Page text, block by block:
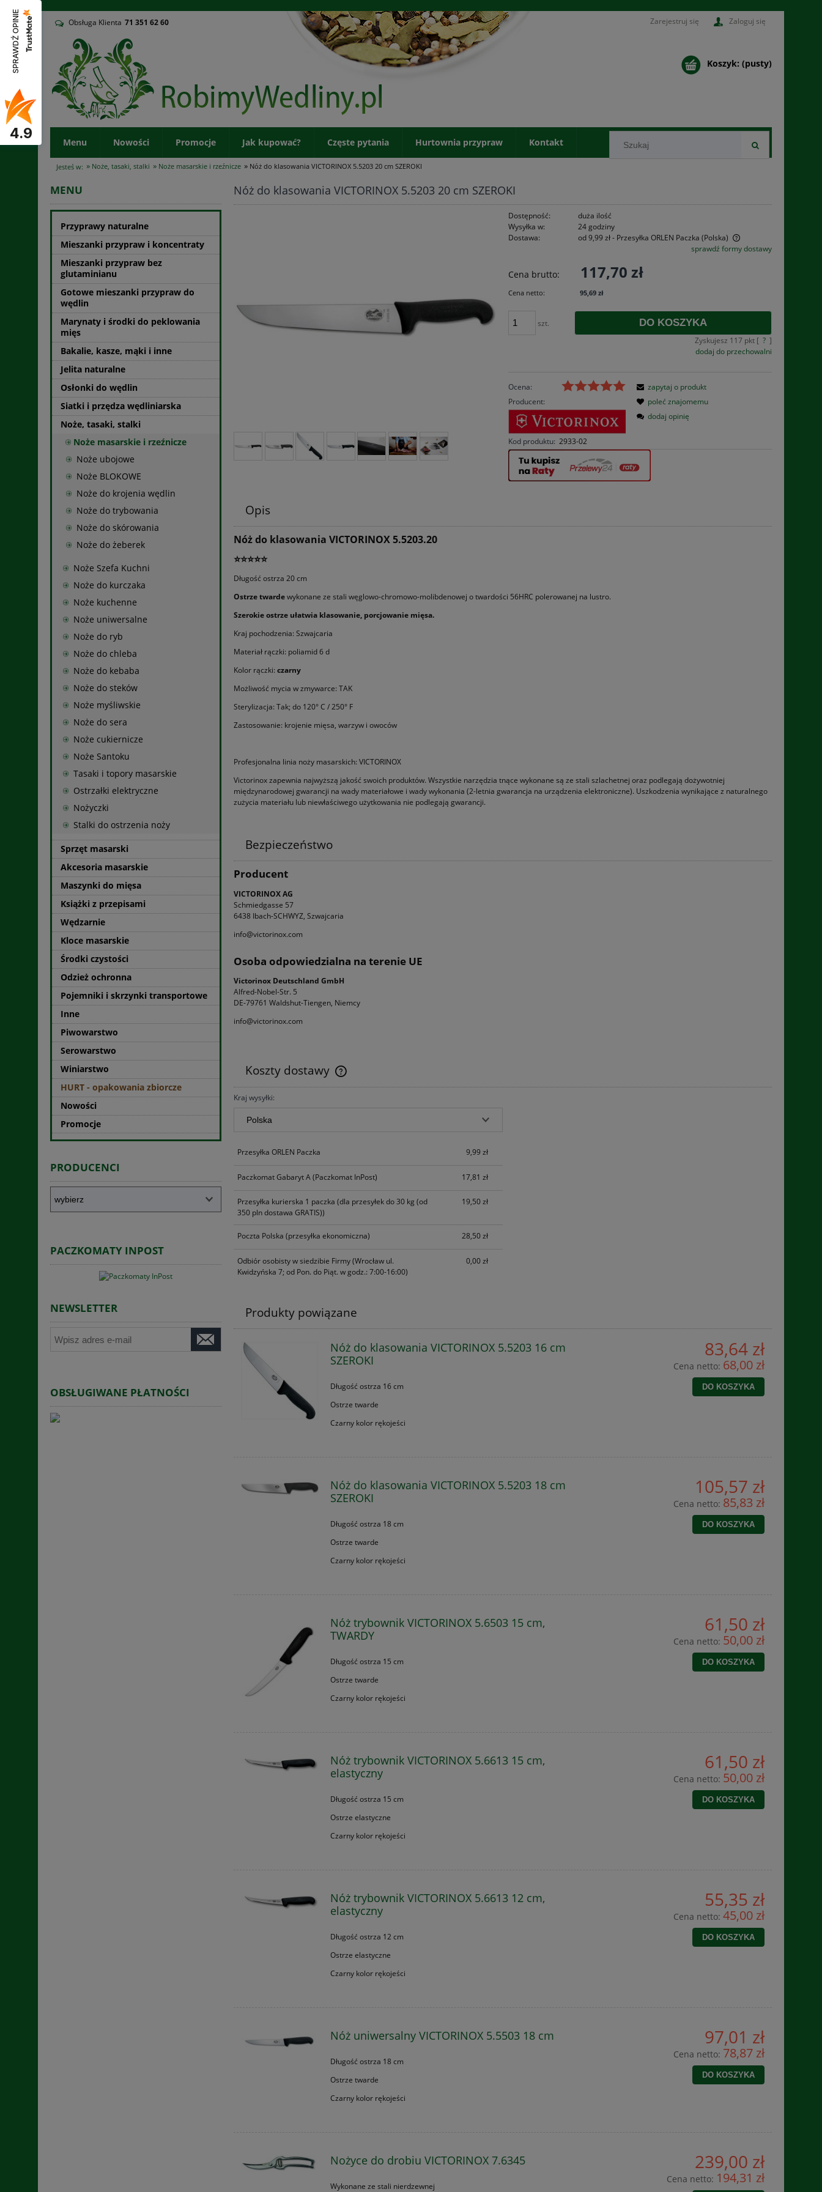
Obsługa Klienta 71 351 62 60 Zarejestruj się Zaloguj się
Koszyk: (pusty)
Menu Nowości Promocje Jak kupować? Częste pytania Hurtownia przypraw Kontakt
Jesteś w: » Noże, tasaki, stalki » Noże masarskie i rzeźnicze » Nóż do klasowania VICTORINOX 5.5203 20 cm SZEROKI
MENU
Przyprawy naturalne
Mieszanki przypraw i koncentraty
Mieszanki przypraw bez
glutaminianu
Gotowe mieszanki przypraw do
wędlin
Marynaty i środki do peklowania
mięs
Bakalie, kasze, mąki i inne
Jelita naturalne
Osłonki do wędlin
Siatki i przędza wędliniarska
Noże, tasaki, stalki
Noże masarskie i rzeźnicze
Noże ubojowe
Noże BLOKOWE
Noże do krojenia wędlin
Noże do trybowania
Noże do skórowania
Noże do żeberek
Noże Szefa Kuchni
Noże do kurczaka
Noże kuchenne
Noże uniwersalne
Noże do ryb
Noże do chleba
Noże do kebaba
Noże do steków
Noże myśliwskie
Noże do sera
Noże cukiernicze
Noże Santoku
Tasaki i topory masarskie
Ostrzałki elektryczne
Nożyczki
Stalki do ostrzenia noży
Sprzęt masarski
Akcesoria masarskie
Maszynki do mięsa
Książki z przepisami
Wędzarnie
Kloce masarskie
Środki czystości
Odzież ochronna
Pojemniki i skrzynki transportowe
Inne
Piwowarstwo
Serowarstwo
Winiarstwo
HURT - opakowania zbiorcze
Nowości
Promocje
PRODUCENCI
PACZKOMATY INPOST
NEWSLETTER
OBSŁUGIWANE PŁATNOŚCI
Nóż do klasowania VICTORINOX 5.5203 20 cm SZEROKI
Dostępność:
duża ilość
Wysyłka w:
24 godziny
Dostawa:
od 9,99 zł- Przesyłka ORLEN Paczka (Polska)
Cena nie zawiera ewentualnych kosztów
płatności
sprawdź formy dostawy
Cena brutto: 117,70 zł
Cena netto: 95,69 zł
szt. DO KOSZYKA
Zyskujesz 117 pkt [ ? ]
dodaj do przechowalni
Ocena:
Producent:
Kod produktu: 2933-02
zapytaj o produkt
poleć znajomemu
dodaj opinię
Opis
Nóż do klasowania VICTORINOX 5.5203.20
⭐⭐⭐⭐⭐
Długość ostrza 20 cm
Ostrze twardewykonane ze stali węglowo-chromowo-molibdenowej o twardości 56HRC polerowanej na lustro.
Szerokie ostrze ułatwia klasowanie, porcjowanie mięsa.
Kraj pochodzenia: Szwajcaria
Materiał rączki: poliamid 6 d
Kolor rączki: czarny
Możliwość mycia w zmywarce: TAK
Sterylizacja: Tak; do 120° C / 250° F
Zastosowanie: krojenie mięsa, warzyw i owoców
Profesjonalna linia noży masarskich: VICTORINOX
Victorinox zapewnia najwyższą jakość swoich produktów. Wszystkie narzędzia tnące wykonane są ze stali szlachetnej oraz podle­gają dożywotniej
międzynarodowej gwarancji na wady materiałowe i wady wykonania (2-letnia gwarancja na urządzenia elektro­niczne). Uszkodzenia wynikające z naturalnego
zużycia materiału lub niewłaściwego użytkowania nie podlegają gwarancji.
Bezpieczeństwo
Producent
VICTORINOX AG
Schmiedgasse 57
6438 Ibach-SCHWYZ, Szwajcaria
info@victorinox.com
Osoba odpowiedzialna na terenie UE
Victorinox Deutschland GmbH
Alfred-Nobel-Str. 5
DE-79761 Waldshut-Tiengen, Niemcy
info@victorinox.com
Koszty dostawy
Kraj wysyłki:
Przesyłka ORLEN Paczka 9,99 zł
Paczkomat Gabaryt A(Paczkomat InPost) 17,81 zł
Przesyłka kurierska 1 paczka (dla przesyłek do 30 kg (od
350 pln dostawa GRATIS))
19,50 zł
Poczta Polska (przesyłka ekonomiczna) 28,50 zł
Odbiór osobisty w siedzibie Firmy(Wrocław ul.
Kwidzyńska 7; od Pon. do Piąt. w godz.: 7:00-16:00)
0,00 zł
Produkty powiązane
Nóż do klasowania VICTORINOX 5.5203 16 cm
SZEROKI
Długość ostrza 16 cm
Ostrze twarde
Czarny kolor rękojeści
83,64 zł
Cena netto: 68,00 zł
DO KOSZYKA
Nóż do klasowania VICTORINOX 5.5203 18 cm
SZEROKI
Długość ostrza 18 cm
Ostrze twarde
Czarny kolor rękojeści
105,57 zł
Cena netto: 85,83 zł
DO KOSZYKA
Nóż trybownik VICTORINOX 5.6503 15 cm,
TWARDY
Długość ostrza 15 cm
Ostrze twarde
Czarny kolor rękojeści
61,50 zł
Cena netto: 50,00 zł
DO KOSZYKA
Nóż trybownik VICTORINOX 5.6613 15 cm,
elastyczny
Długość ostrza 15 cm
Ostrze elastyczne
Czarny kolor rękojeści
61,50 zł
Cena netto: 50,00 zł
DO KOSZYKA
Nóż trybownik VICTORINOX 5.6613 12 cm,
elastyczny
Długość ostrza 12 cm
Ostrze elastyczne
Czarny kolor rękojeści
55,35 zł
Cena netto: 45,00 zł
DO KOSZYKA
Nóż uniwersalny VICTORINOX 5.5503 18 cm
Długość ostrza 18 cm
Ostrze twarde
Czarny kolor rękojeści
97,01 zł
Cena netto: 78,87 zł
DO KOSZYKA
Nożyce do drobiu VICTORINOX 7.6345
Wykonane ze stali nierdzewnej
239,00 zł
Cena netto: 194,31 zł
SPRAWDŹ OPINIE
4.9